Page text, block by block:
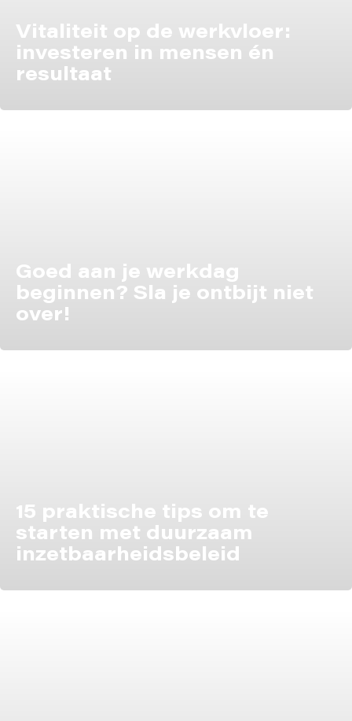
Vitaliteit op de werkvloer:
investeren in mensen én
resultaat
Goed aan je werkdag
beginnen? Sla je ontbijt niet
over!
15 praktische tips om te
starten met duurzaam
inzetbaarheidsbeleid